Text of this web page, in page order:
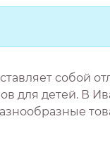
собой
для детей. В